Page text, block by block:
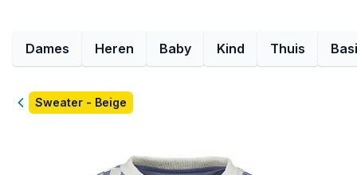
Dames Heren Baby Kind Thuis
TerugSweater - Beige